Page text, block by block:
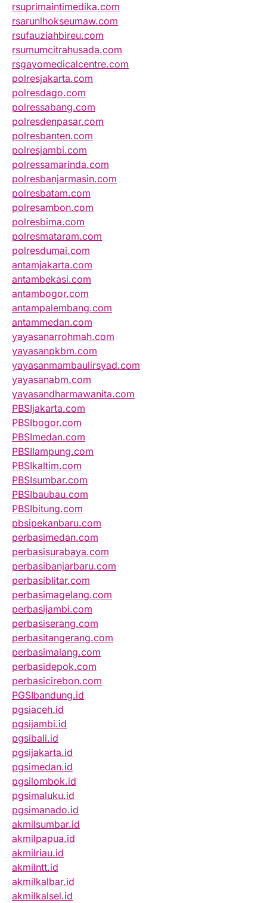
rsuprimaintimedika.com
rsarunlhokseumaw.com
rsufauziahbireu.com
rsumumcitrahusada.com
rsgayomedicalcentre.com
polresjakarta.com
polresdago.com
polressabang.com
polresdenpasar.com
polresbanten.com
polresjambi.com
polressamarinda.com
polresbanjarmasin.com
polresbatam.com
polresambon.com
polresbima.com
polresmataram.com
polresdumai.com
antamjakarta.com
antambekasi.com
antambogor.com
antampalembang.com
antammedan.com
yayasanarrohmah.com
yayasanpkbm.com
yayasanmambaulirsyad.com
yayasanabm.com
yayasandharmawanita.com
PBSIjakarta.com
PBSIbogor.com
PBSImedan.com
PBSIlampung.com
PBSIkaltim.com
PBSIsumbar.com
PBSIbaubau.com
PBSIbitung.com
pbsipekanbaru.com
perbasimedan.com
perbasisurabaya.com
perbasibanjarbaru.com
perbasiblitar.com
perbasimagelang.com
perbasijambi.com
perbasiserang.com
perbasitangerang.com
perbasimalang.com
perbasidepok.com
perbasicirebon.com
PGSIbandung.id
pgsiaceh.id
pgsijambi.id
pgsibali.id
pgsijakarta.id
pgsimedan.id
pgsilombok.id
pgsimaluku.id
pgsimanado.id
akmilsumbar.id
akmilpapua.id
akmilriau.id
akmilntt.id
akmilkalbar.id
akmilkalsel.id